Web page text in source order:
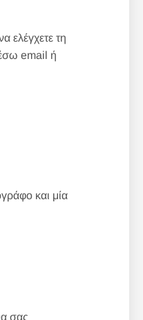
ελέγχετε τη
email ή
και μία
σας